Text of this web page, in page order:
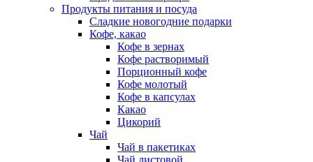
Продукты питания и посуда
Сладкие новогодние подарки
Кофе, какао
Кофе в зернах
Кофе растворимый
Порционный кофе
Кофе молотый
Кофе в капсулах
Какао
Цикорий
Чай
Чай в пакетиках